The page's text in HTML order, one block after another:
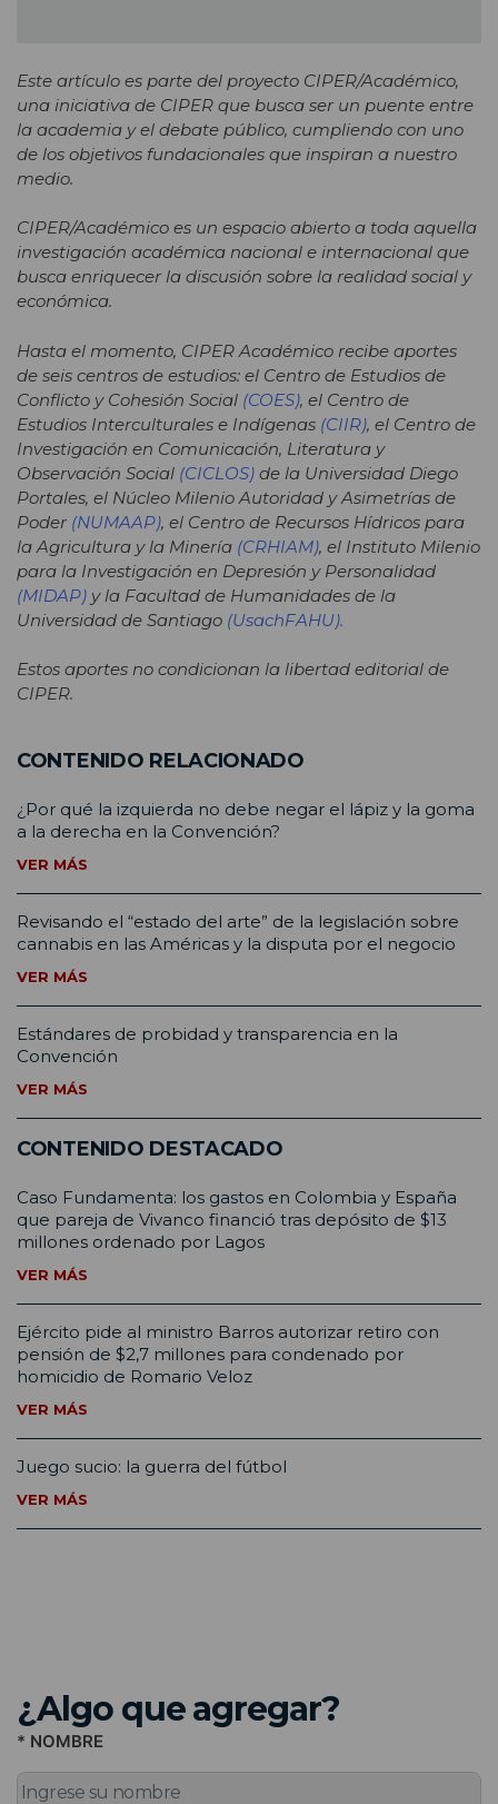
Este artículo es parte del proyecto CIPER/Académico,
una iniciativa de CIPER que busca ser un puente entre
la academia y el debate público, cumpliendo con uno
de los objetivos fundacionales que inspiran a nuestro
medio.
CIPER/Académico es un espacio abierto a toda aquella
investigación académica nacional e internacional que
busca enriquecer la discusión sobre la realidad social y
económica.
Hasta el momento, CIPER Académico recibe aportes
de seis centros de estudios: el Centro de Estudios de
Conflicto y Cohesión Social (COES), el Centro de
Estudios Interculturales e Indígenas (CIIR), el Centro de
Investigación en Comunicación, Literatura y
Observación Social (CICLOS) de la Universidad Diego
Portales, el Núcleo Milenio Autoridad y Asimetrías de
Poder (NUMAAP), el Centro de Recursos Hídricos para
la Agricultura y la Minería (CRHIAM), el Instituto Milenio
para la Investigación en Depresión y Personalidad
(MIDAP) y la Facultad de Humanidades de la
Universidad de Santiago (UsachFAHU).
Estos aportes no condicionan la libertad editorial de
CIPER.
CONTENIDO RELACIONADO
¿Por qué la izquierda no debe negar el lápiz y la goma
a la derecha en la Convención?
VER MÁS
Revisando el “estado del arte” de la legislación sobre
cannabis en las Américas y la disputa por el negocio
VER MÁS
Estándares de probidad y transparencia en la
Convención
VER MÁS
CONTENIDO DESTACADO
Caso Fundamenta: los gastos en Colombia y España
que pareja de Vivanco financió tras depósito de $13
millones ordenado por Lagos
VER MÁS
Ejército pide al ministro Barros autorizar retiro con
pensión de $2,7 millones para condenado por
homicidio de Romario Veloz
VER MÁS
Juego sucio: la guerra del fútbol
VER MÁS
¿Algo que agregar?
* NOMBRE